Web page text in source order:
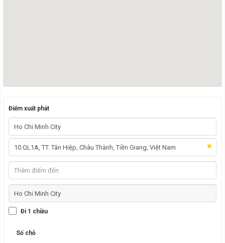
Điểm xuất phát
Đi 1 chiều
Số chỗ